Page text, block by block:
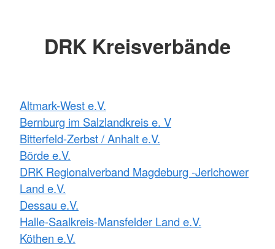
DRK Kreisverbände
Altmark-West e.V.
Bernburg im Salzlandkreis e. V
Bitterfeld-Zerbst / Anhalt e.V.
Börde e.V.
DRK Regionalverband Magdeburg -Jerichower
Land e.V.
Dessau e.V.
Halle-Saalkreis-Mansfelder Land e.V.
Köthen e.V.